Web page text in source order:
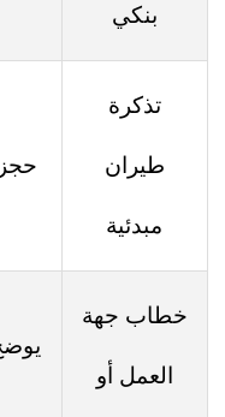
بنكي
تذكرة
طيران
مبدئية
خطاب جهة
العمل أو